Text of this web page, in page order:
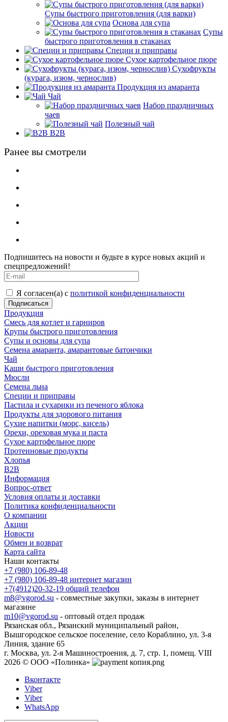
Супы быстрого приготовления (для варки)
Основа для супа
Супы
быстрого приготовления в стаканах
Специи и приправы
Сухое картофельное пюре
Сухофрукты
(курага, изюм, чернослив)
Продукция из амаранта
Чай
Набор праздничных
чаев
Полезный чай
B2B
Ранее вы смотрели
Подпишитесь на новости и будьте в курсе новых акций и
спецпредложений!
Я согласен(а) с политикой конфиденциальности
Продукция
Смесь для котлет и гарниров
Крупы быстрого приготовления
Супы и основы для супа
Семена амаранта, амарантовые батончики
Чай
Каши быстрого приготовления
Мюсли
Семена льна
Специи и приправы
Пастила и сухарики из печеного яблока
Продукты для здорового питания
Сухие напитки (морс, кисель)
Орехи, ореховая мука и паста
Сухое картофельное пюре
Протеиновые продукты
Хлопья
B2B
Информация
Вопрос-ответ
Условия оплаты и доставки
Политика конфиденциальности
О компании
Акции
Новости
Обмен и возврат
Карта сайта
Наши контакты
+7 (980) 106-89-48
+7 (980) 106-89-48 интернет магазин
+7(4912)20-32-19 общий телефон
m8@vgorod.su - совместные закупки, заказы в интернет
магазине
m10@vgorod.su - оптовый отдел продаж
Рязанская обл., Рязанский муниципальный район,
Вышгородское сельское поселение, село Кораблино, ул. 3-я
Линия, здание 65
г. Москва, ул. 2-я Машиностроения, д. 7, стр. 1, помещ. VIII
2026 © ООО «Полинка»
Вконтакте
Viber
Viber
WhatsApp